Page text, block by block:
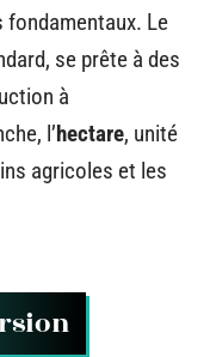
fondamentaux. Le
se prête à des
à
l’hectare, unité
agricoles et les